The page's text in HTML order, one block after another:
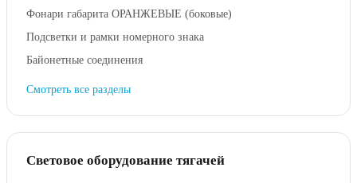
Фонари габарита ОРАНЖЕВЫЕ (боковые)
Подсветки и рамки номерного знака
Байонетные соединения
Смотреть все разделы
Световое оборудование тягачей